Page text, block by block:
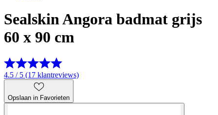
Sealskin Angora badmat grijs
60 x 90 cm
4.5 / 5 (17 klantreviews)
Opslaan in Favorieten